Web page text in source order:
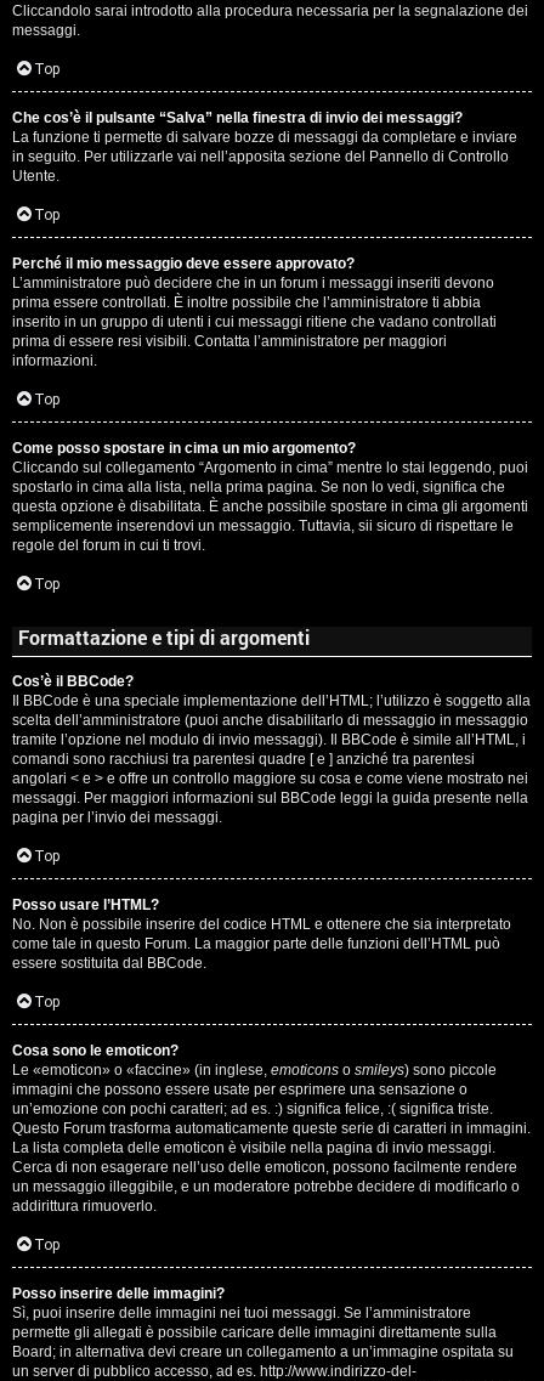
Cliccandolo sarai introdotto alla procedura necessaria per la segnalazione dei
messaggi.
Top
Che cos’è il pulsante “Salva” nella finestra di invio dei messaggi?
La funzione ti permette di salvare bozze di messaggi da completare e inviare
in seguito. Per utilizzarle vai nell’apposita sezione del Pannello di Controllo
Utente.
Top
Perché il mio messaggio deve essere approvato?
L’amministratore può decidere che in un forum i messaggi inseriti devono
prima essere controllati. È inoltre possibile che l’amministratore ti abbia
inserito in un gruppo di utenti i cui messaggi ritiene che vadano controllati
prima di essere resi visibili. Contatta l’amministratore per maggiori
informazioni.
Top
Come posso spostare in cima un mio argomento?
Cliccando sul collegamento “Argomento in cima” mentre lo stai leggendo, puoi
spostarlo in cima alla lista, nella prima pagina. Se non lo vedi, significa che
questa opzione è disabilitata. È anche possibile spostare in cima gli argomenti
semplicemente inserendovi un messaggio. Tuttavia, sii sicuro di rispettare le
regole del forum in cui ti trovi.
Top
Formattazione e tipi di argomenti
Cos’è il BBCode?
Il BBCode è una speciale implementazione dell’HTML; l’utilizzo è soggetto alla
scelta dell’amministratore (puoi anche disabilitarlo di messaggio in messaggio
tramite l’opzione nel modulo di invio messaggi). Il BBCode è simile all’HTML, i
comandi sono racchiusi tra parentesi quadre [ e ] anziché tra parentesi
angolari < e > e offre un controllo maggiore su cosa e come viene mostrato nei
messaggi. Per maggiori informazioni sul BBCode leggi la guida presente nella
pagina per l’invio dei messaggi.
Top
Posso usare l’HTML?
No. Non è possibile inserire del codice HTML e ottenere che sia interpretato
come tale in questo Forum. La maggior parte delle funzioni dell’HTML può
essere sostituita dal BBCode.
Top
Cosa sono le emoticon?
Le «emoticon» o «faccine» (in inglese, emoticons o smileys) sono piccole
immagini che possono essere usate per esprimere una sensazione o
un’emozione con pochi caratteri; ad es. :) significa felice, :( significa triste.
Questo Forum trasforma automaticamente queste serie di caratteri in immagini.
La lista completa delle emoticon è visibile nella pagina di invio messaggi.
Cerca di non esagerare nell’uso delle emoticon, possono facilmente rendere
un messaggio illeggibile, e un moderatore potrebbe decidere di modificarlo o
addirittura rimuoverlo.
Top
Posso inserire delle immagini?
Sì, puoi inserire delle immagini nei tuoi messaggi. Se l’amministratore
permette gli allegati è possibile caricare delle immagini direttamente sulla
Board; in alternativa devi creare un collegamento a un’immagine ospitata su
un server di pubblico accesso, ad es. http://www.indirizzo-del-
r
a
t
e
c
o
n
G
i
g
i
D
'
A
g
o
s
t
i
n
o
R
i
f
l
e
s
s
i
o
n
i